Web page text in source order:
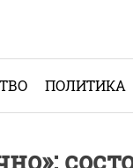
ПОЛИТИКА